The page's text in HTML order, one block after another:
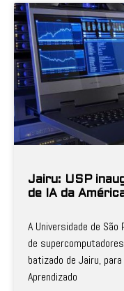
Jairu: USP
de IA da
A Universidade de
de
batizado de Jairu,
Aprendizado